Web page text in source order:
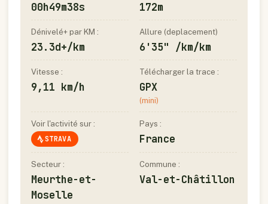
00h49m38s 172m
Dénivelé+ par KM :
23.3d+/km
Allure (deplacement)
6'35" /km/km
Vitesse :
9,11 km/h
Télécharger la trace :
GPX
(mini)
Voir l'activité sur :
STRAVA
Pays :
France
Secteur :
Meurthe-et-
Moselle
Commune :
Val-et-Châtillon